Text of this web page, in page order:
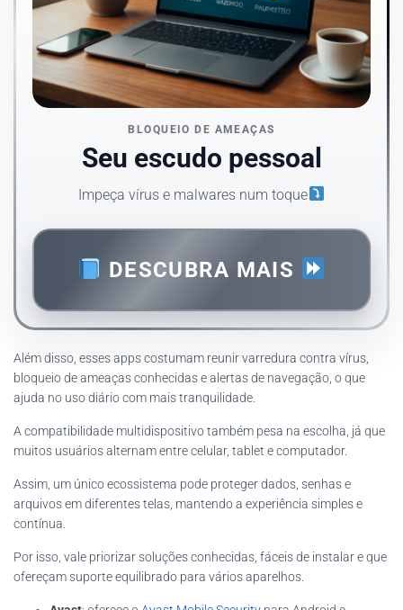
BLOQUEIO DE AMEAÇAS
Seu escudo pessoal
Impeça vírus e malwares num toque
DESCUBRA MAIS
Além disso, esses apps costumam reunir varredura contra vírus,
bloqueio de ameaças conhecidas e alertas de navegação, o que
ajuda no uso diário com mais tranquilidade.
A compatibilidade multidispositivo também pesa na escolha, já que
muitos usuários alternam entre celular, tablet e computador.
Assim, um único ecossistema pode proteger dados, senhas e
arquivos em diferentes telas, mantendo a experiência simples e
contínua.
Por isso, vale priorizar soluções conhecidas, fáceis de instalar e que
ofereçam suporte equilibrado para vários aparelhos.